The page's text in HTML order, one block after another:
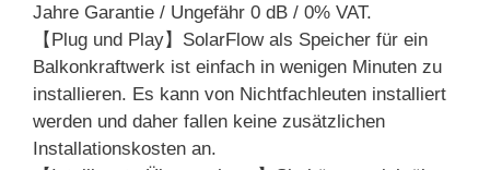
Jahre Garantie / Ungefähr 0 dB / 0% VAT.
【Plug und Play】SolarFlow als Speicher für ein
Balkonkraftwerk ist einfach in wenigen Minuten zu
installieren. Es kann von Nichtfachleuten installiert
werden und daher fallen keine zusätzlichen
Installationskosten an.